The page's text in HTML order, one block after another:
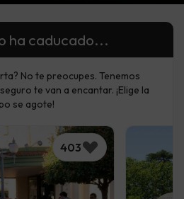
ha caducado...
No te preocupes. Tenemos
te van a encantar. ¡Elige la
se agote!
403